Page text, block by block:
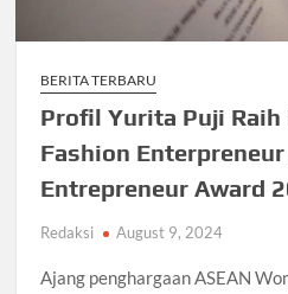
BERITA TERBARU
Profil Yurita Puji Raih
Fashion Enterpreneur
Entrepreneur Award
Redaksi August 9, 2024
Ajang penghargaan ASEAN